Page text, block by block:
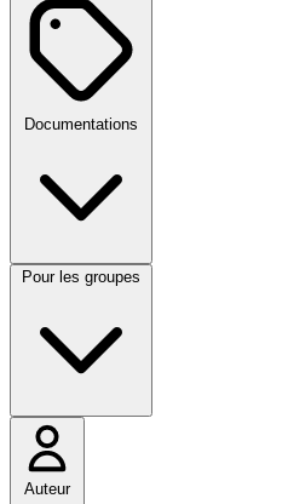
Documentations
Pour les groupes
Auteur